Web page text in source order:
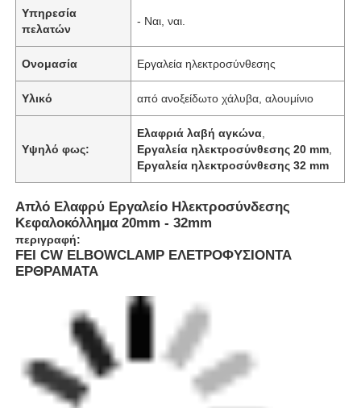
Υπηρεσία
πελατών
- Ναι, ναι.
Ονομασία Εργαλεία ηλεκτροσύνθεσης
Υλικό από ανοξείδωτο χάλυβα, αλουμίνιο
Υψηλό φως:
Ελαφριά λαβή αγκώνα
Εργαλεία ηλεκτροσύνθεσης 20 mm
Εργαλεία ηλεκτροσύνθεσης 32 mm
Απλό Ελαφρύ Εργαλείο Ηλεκτροσύνδεσης
Κεφαλοκόλλημα 20mm - 32mm
περιγραφή:
FEI CW ELBOWCLAMP ΕΛΕΤΡΟΦΥΣΙΟΝΤΑ
ΕΡΘΡΑΜΑΤΑ